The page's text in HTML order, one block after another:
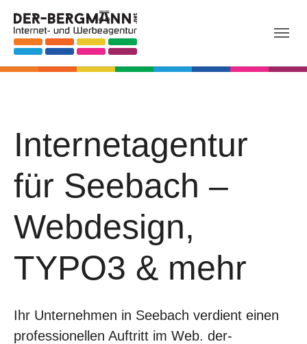
Skip to main navigation
Zum Hauptinhalt springen
Skip to page footer
Internetagentur
für Seebach –
Webdesign,
TYPO3 & mehr
Ihr Unternehmen in Seebach verdient einen
professionellen Auftritt im Web. der-